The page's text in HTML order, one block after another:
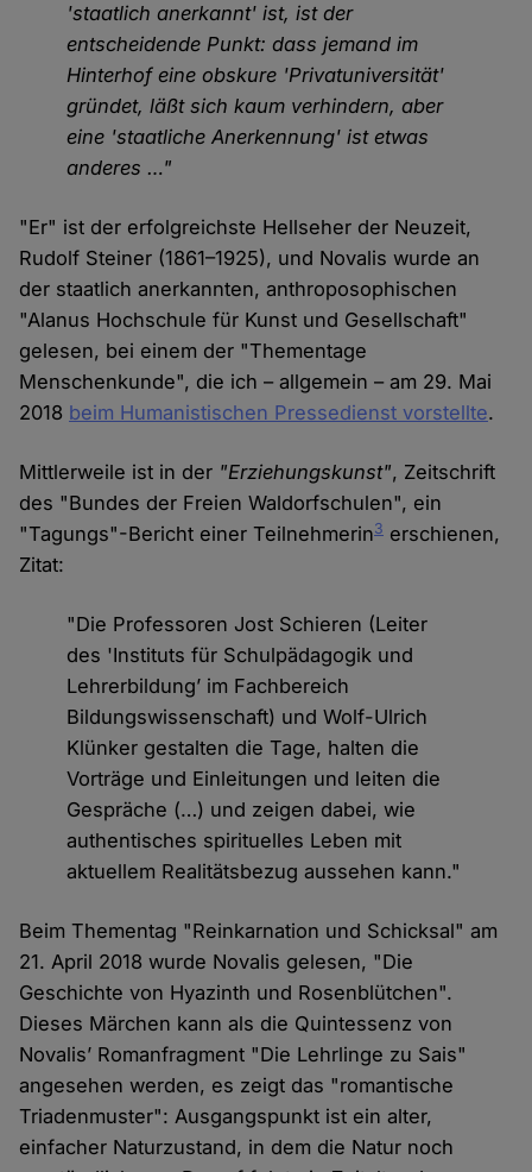
'staatlich anerkannt' ist, ist der
entscheidende Punkt: dass jemand im
Hinterhof eine obskure 'Privatuniversität'
gründet, läßt sich kaum verhindern, aber
eine 'staatliche Anerkennung' ist etwas
anderes …"
"Er" ist der erfolgreichste Hellseher der Neuzeit,
Rudolf Steiner (1861–1925), und Novalis wurde an
der staatlich anerkannten, anthroposophischen
"Alanus Hochschule für Kunst und Gesellschaft"
gelesen, bei einem der "Thementage
Menschenkunde", die ich – allgemein – am 29. Mai
2018 beim Humanistischen Pressedienst vorstellte.
Mittlerweile ist in der "Erziehungskunst", Zeitschrift
des "Bundes der Freien Waldorfschulen", ein
"Tagungs"-Bericht einer Teilnehmerin3 erschienen,
Zitat:
"Die Professoren Jost Schieren (Leiter
des 'Instituts für Schulpädagogik und
Lehrerbildung’ im Fachbereich
Bildungswissenschaft) und Wolf-Ulrich
Klünker gestalten die Tage, halten die
Vorträge und Einleitungen und leiten die
Gespräche (…) und zeigen dabei, wie
authentisches spirituelles Leben mit
aktuellem Realitätsbezug aussehen kann."
Beim Thementag "Reinkarnation und Schicksal" am
21. April 2018 wurde Novalis gelesen, "Die
Geschichte von Hyazinth und Rosenblütchen".
Dieses Märchen kann als die Quintessenz von
Novalis’ Romanfragment "Die Lehrlinge zu Sais"
angesehen werden, es zeigt das "romantische
Triadenmuster": Ausgangspunkt ist ein alter,
einfacher Naturzustand, in dem die Natur noch